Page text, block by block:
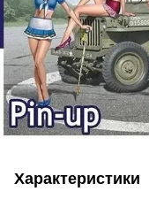
Характеристики